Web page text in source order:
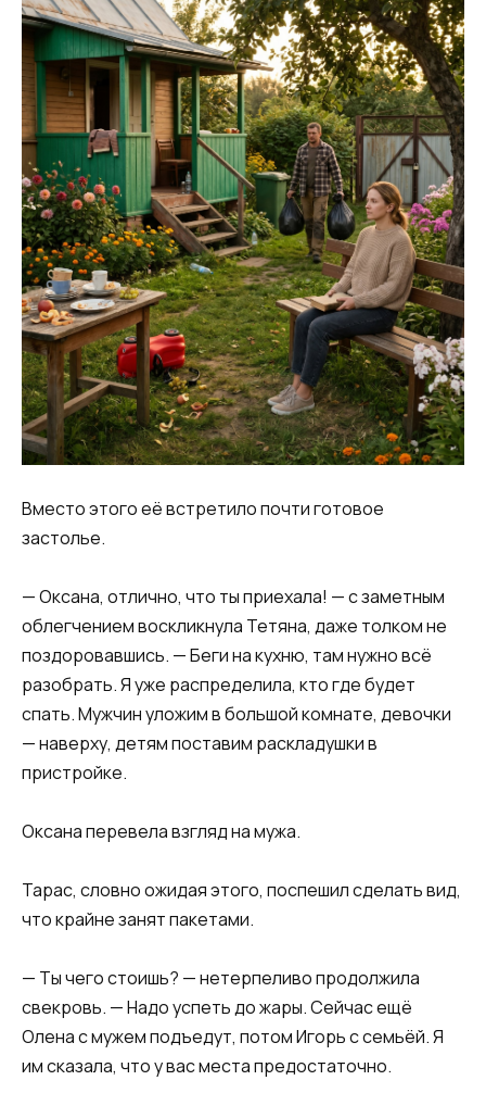
Вместо этого её встретило почти готовое
застолье.
— Оксана, отлично, что ты приехала! — с заметным
облегчением воскликнула Тетяна, даже толком не
поздоровавшись. — Беги на кухню, там нужно всё
разобрать. Я уже распределила, кто где будет
спать. Мужчин уложим в большой комнате, девочки
— наверху, детям поставим раскладушки в
пристройке.
Оксана перевела взгляд на мужа.
Тарас, словно ожидая этого, поспешил сделать вид,
что крайне занят пакетами.
— Ты чего стоишь? — нетерпеливо продолжила
свекровь. — Надо успеть до жары. Сейчас ещё
Олена с мужем подъедут, потом Игорь с семьёй. Я
им сказала, что у вас места предостаточно.